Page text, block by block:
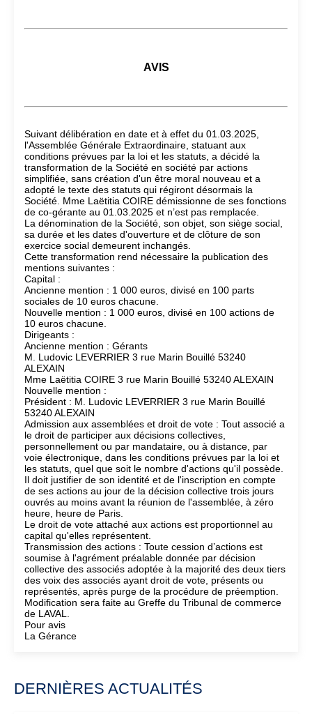
AVIS
Suivant délibération en date et à effet du 01.03.2025,
l'Assemblée Générale Extraordinaire, statuant aux
conditions prévues par la loi et les statuts, a décidé la
transformation de la Société en société par actions
simplifiée, sans création d'un être moral nouveau et a
adopté le texte des statuts qui régiront désormais la
Société. Mme Laëtitia COIRE démissionne de ses fonctions
de co-gérante au 01.03.2025 et n’est pas remplacée.
La dénomination de la Société, son objet, son siège social,
sa durée et les dates d'ouverture et de clôture de son
exercice social demeurent inchangés.
Cette transformation rend nécessaire la publication des
mentions suivantes :
Capital :
Ancienne mention : 1 000 euros, divisé en 100 parts
sociales de 10 euros chacune.
Nouvelle mention : 1 000 euros, divisé en 100 actions de
10 euros chacune.
Dirigeants :
Ancienne mention : Gérants
M. Ludovic LEVERRIER 3 rue Marin Bouillé 53240
ALEXAIN
Mme Laëtitia COIRE 3 rue Marin Bouillé 53240 ALEXAIN
Nouvelle mention :
Président : M. Ludovic LEVERRIER 3 rue Marin Bouillé
53240 ALEXAIN
Admission aux assemblées et droit de vote : Tout associé a
le droit de participer aux décisions collectives,
personnellement ou par mandataire, ou à distance, par
voie électronique, dans les conditions prévues par la loi et
les statuts, quel que soit le nombre d'actions qu'il possède.
Il doit justifier de son identité et de l'inscription en compte
de ses actions au jour de la décision collective trois jours
ouvrés au moins avant la réunion de l'assemblée, à zéro
heure, heure de Paris.
Le droit de vote attaché aux actions est proportionnel au
capital qu'elles représentent.
Transmission des actions : Toute cession d’actions est
soumise à l'agrément préalable donnée par décision
collective des associés adoptée à la majorité des deux tiers
des voix des associés ayant droit de vote, présents ou
représentés, après purge de la procédure de préemption.
Modification sera faite au Greffe du Tribunal de commerce
de LAVAL.
Pour avis
La Gérance
DERNIÈRES ACTUALITÉS